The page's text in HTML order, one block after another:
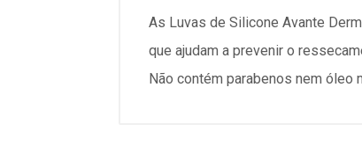
As Luvas de Silicone Avante
que ajudam a prevenir o
Não contém parabenos nem óleo